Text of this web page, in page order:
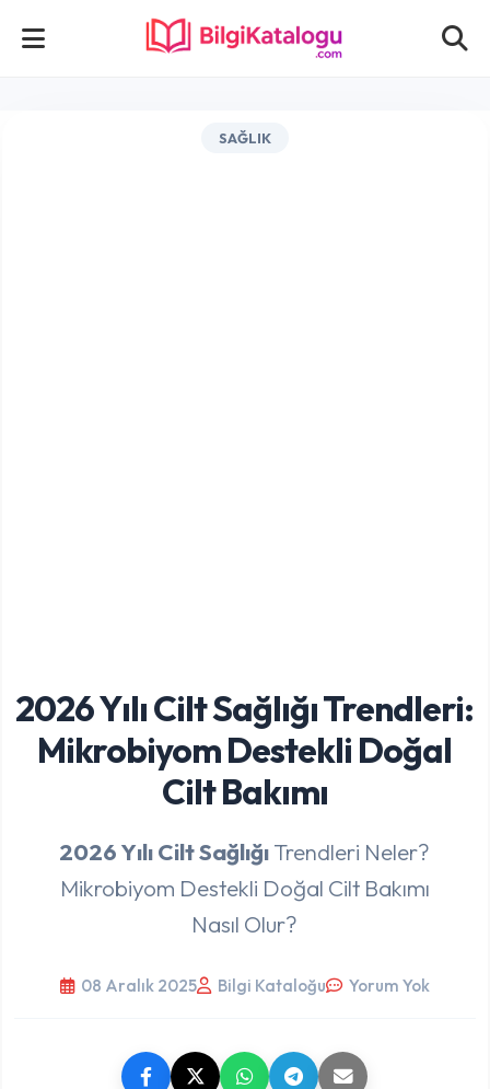
SAĞLIK
2026 Yılı Cilt Sağlığı Trendleri:
Mikrobiyom Destekli Doğal
Cilt Bakımı
2026 Yılı Cilt SağlığıTrendleri Neler?
Mikrobiyom Destekli Doğal Cilt Bakımı
Nasıl Olur?
08 Aralık 2025 Bilgi Kataloğu Yorum Yok